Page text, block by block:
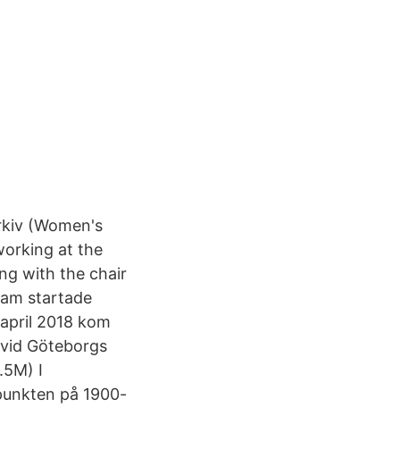
(Women's
at the
with the chair
startade
2018 kom
Göteborgs
I
på 1900-